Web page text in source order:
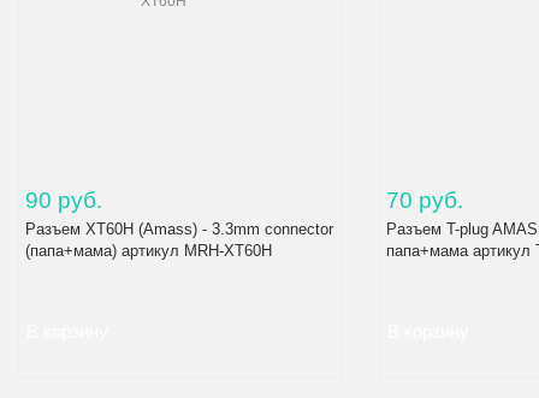
90 руб.
Разъем XT60H (Amass) - 3.3mm connector
(папа+мама) артикул MRH-XT60H
70 руб.
Разъем T-plug
папа+мама артикул